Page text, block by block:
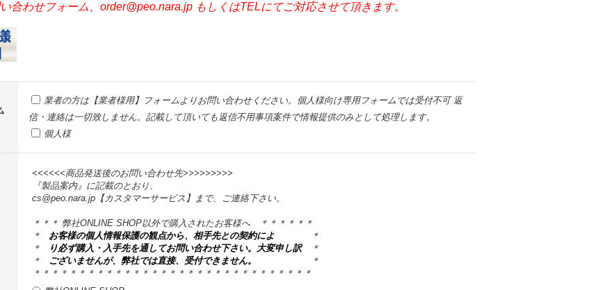
合わせフォーム、order@peo.nara.jp もしくはTELにてご対応させて頂きます。
業者の方は【業者様用】フォームよりお問い合わせください。個人様向け専用フォームでは受付不可 返
信・連絡は一切致しません。記載して頂いても返信不用事項案件で情報提供のみとして処理します。
個人様
<<<<<<商品発送後のお問い合わせ先>>>>>>>>>
『製品案内』に記載のとおり、
cs@peo.nara.jp【カスタマーサービス】まで、ご連絡下さい。
＊＊＊ 弊社ONLINE SHOP以外で購入されたお客様へ ＊＊＊＊＊＊
＊
お客様の個人情報保護の観点から、相手先との契約によ ＊
＊
り必ず購入・入手先を通してお問い合わせ下さい。大変申し訳＊
＊
ございませんが、弊社では直接、受付できません。
＊
＊＊＊＊＊＊＊＊＊＊＊＊＊＊＊＊＊＊＊＊＊＊＊＊＊＊＊＊＊＊＊